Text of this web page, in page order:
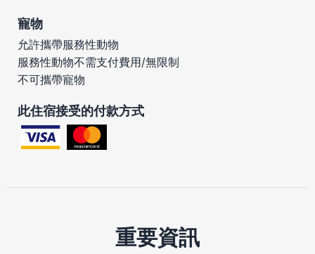
寵物
允許攜帶服務性動物
服務性動物不需支付費用/無限制
不可攜帶寵物
此住宿接受的付款方式
重要資訊